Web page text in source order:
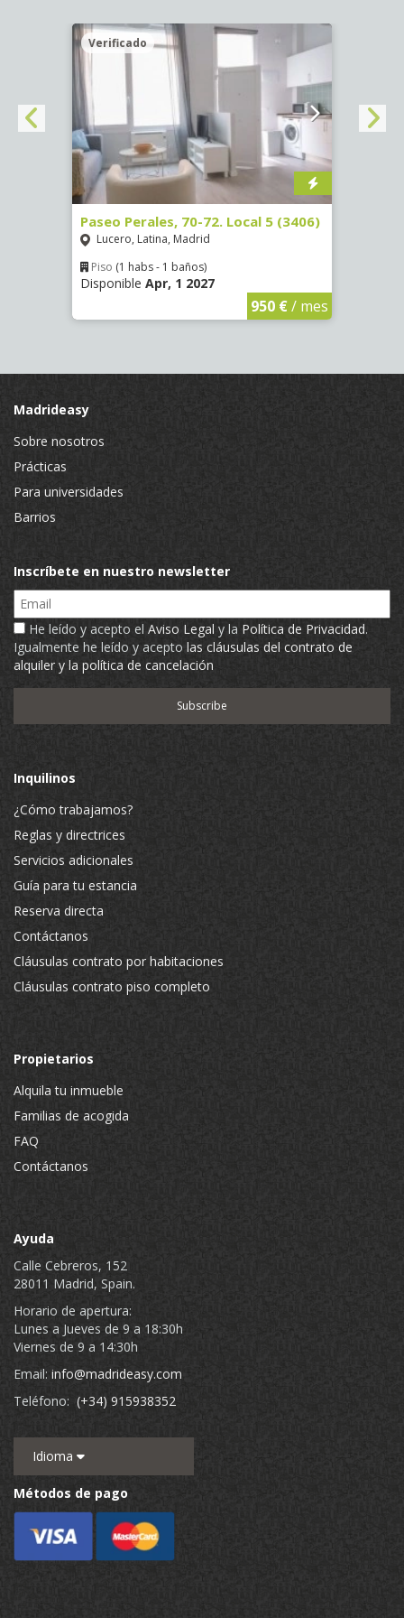
Verificado
Paseo Perales, 70-72. Local 5 (3406)
Lucero, Latina, Madrid
Piso (1 habs - 1 baños)
Disponible Apr, 1 2027
950 €/ mes
Madrideasy
Sobre nosotros
Prácticas
Para universidades
Barrios
Inscríbete en nuestro newsletter
Email
He leído y acepto el Aviso Legal y la Política de Privacidad.
Igualmente he leído y acepto las cláusulas del contrato de
alquiler y la política de cancelación
Inquilinos
¿Cómo trabajamos?
Reglas y directrices
Servicios adicionales
Guía para tu estancia
Reserva directa
Contáctanos
Cláusulas contrato por habitaciones
Cláusulas contrato piso completo
Propietarios
Alquila tu inmueble
Familias de acogida
FAQ
Contáctanos
Ayuda
Calle Cebreros, 152
28011 Madrid, Spain.
Horario de apertura:
Lunes a Jueves de 9 a 18:30h
Viernes de 9 a 14:30h
Email: info@madrideasy.com
Teléfono: (+34) 915938352
Idioma
Métodos de pago